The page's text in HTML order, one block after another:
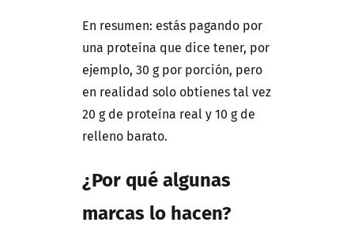
En resumen: estás pagando por
una proteína que dice tener, por
ejemplo, 30 g por porción, pero
en realidad solo obtienes tal vez
20 g de proteína real y 10 g de
relleno barato.
¿Por qué algunas
marcas lo hacen?